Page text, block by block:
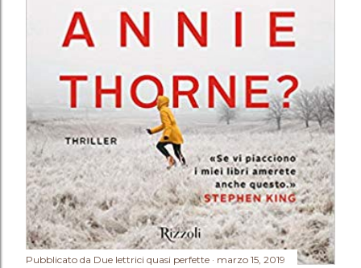
Pubblicato da Due lettrici quasi perfette marzo 15, 2019